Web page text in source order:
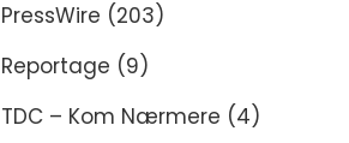
PressWire (203)
Reportage (9)
TDC – Kom Nærmere (4)